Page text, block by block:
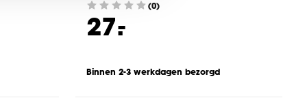
cookieverklaring.
(0)
27.
-
Binnen 2-3 werkdagen bezorgd